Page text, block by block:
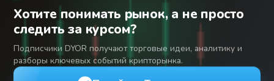
18+
© 2026 Финансовый интернет-портал «Банки
Сегодня». Используя сайт BanksToday.net вы
Сетевое издание «Банки Сегодня» зарегистрировано
Федеральной службой по надзору в сфере связи,
Хотите понимать рынок, а не просто
следить за курсом?
Подписчики DYOR получают торговые идеи, аналитику и
разборы ключевых событий крипторынка.